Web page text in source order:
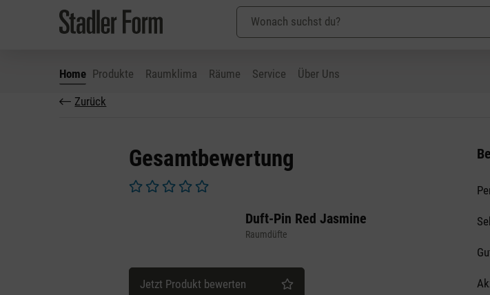
Hauptinhalt springen
Zur Suche springen
Zur Hauptnavigation springen
Home Produkte Raumklima Räume Service
Über Uns
Zurück
Gesamtbewertung
Duft-Pin Red Jasmine
Raumdüfte
Jetzt Produkt bewerten